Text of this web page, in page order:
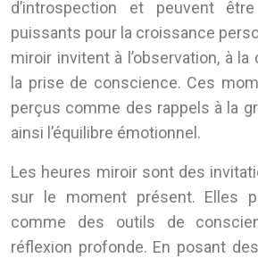
d’introspection et peuvent
puissants pour la croissance
miroir invitent à l’observation, à
la prise de conscience. Ces
perçus comme des rappels à la
ainsi l’équilibre émotionnel.
Les heures miroir sont des
sur le moment présent. Elles
comme des outils de
réflexion profonde. En posant